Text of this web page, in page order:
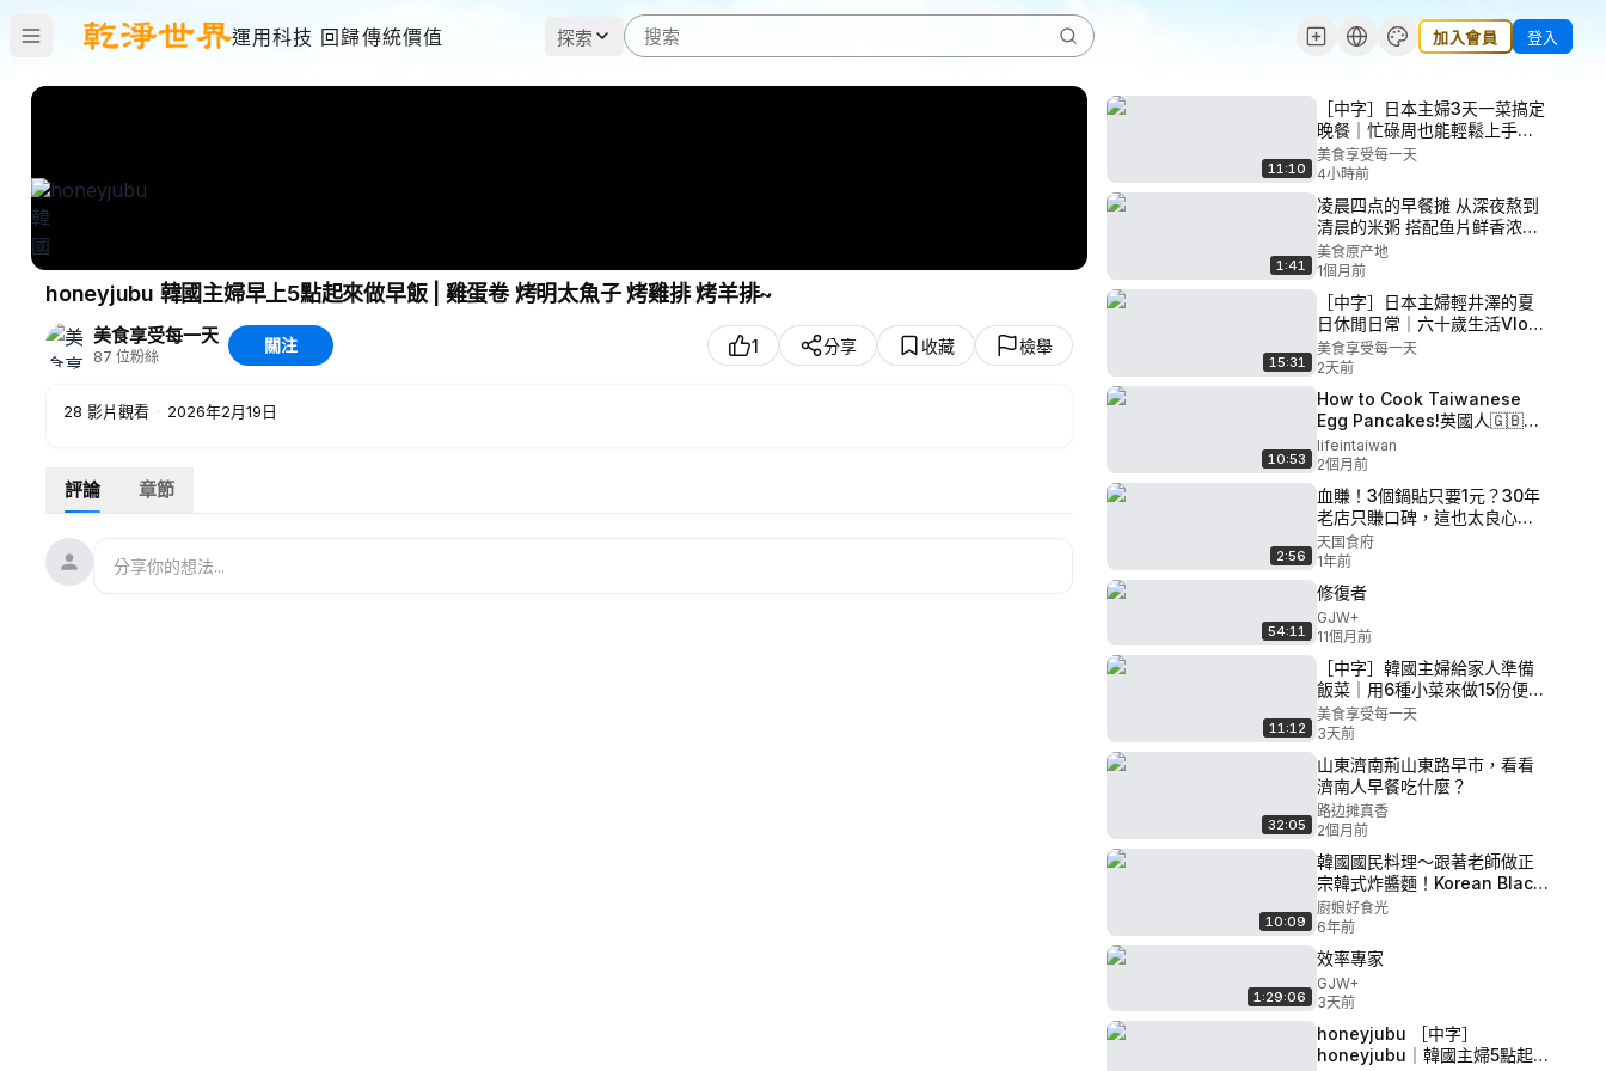
運用科技 回歸傳統價值 探索 加入會員 登入
honeyjubu 韓國主婦早上5點起來做早飯 | 雞蛋卷 烤明太魚子 烤雞排 烤羊排~
美食享受每一天
87 位粉絲
關注 1 分享 收藏 檢舉
28 影片觀看 · 2026年2月19日
評論 章節
11:10
［中字］日本主婦3天一菜搞定
晚餐｜忙碌周也能輕鬆上手的
絕品快手食譜｜護腸菜單，韓
式豆腐鍋，番茄牛肉，蓮藕豬
肉
美食享受每一天
4小時前
1:41
凌晨四点的早餐摊 从深夜熬到
清晨的米粥 搭配鱼片鲜香浓郁
美食 广东美食 鱼片粥 满级吃商
通关赛 青
美食原产地
1個月前
15:31
［中字］日本主婦輕井澤的夏
日休閒日常｜六十歲生活Vlog
｜推開窗便有清風拂面，普羅
旺斯燉菜與插花
美食享受每一天
2天前
10:53
How to Cook Taiwanese
Egg Pancakes!英國人🇬🇧第
一次煮台灣早餐 🇹🇼！
lifeintaiwan
2個月前
2:56
血賺！3個鍋貼只要1元？30年
老店只賺口碑，這也太良心
啦！
天国食府
1年前
54:11
修復者
GJW+
11個月前
11:12
［中字］韓國主婦給家人準備
飯菜｜用6種小菜來做15份便當
備餐
美食享受每一天
3天前
32:05
山東濟南荊山東路早市，看看
濟南人早餐吃什麼？
路边摊真香
2個月前
10:09
韓國國民料理～跟著老師做正
宗韓式炸醬麵！Korean Black
Bean Noodles
(Jajangmyeon)│韓式炸醬麵│
黃經典 老師
廚娘好食光
6年前
1:29:06
效率專家
GJW+
3天前
honeyjubu ［中字］
honeyjubu｜韓國主婦5點起